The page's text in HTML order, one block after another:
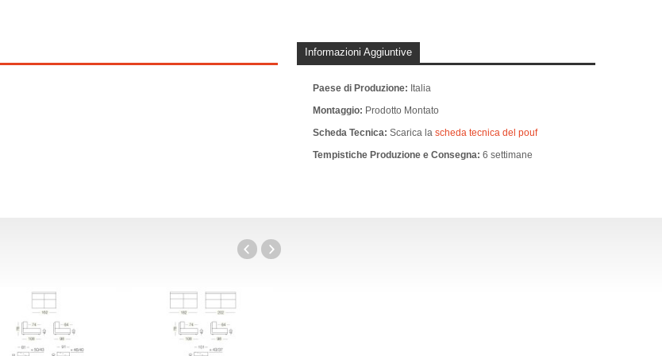
Informazioni Aggiuntive
Paese di Produzione: Italia
Montaggio: Prodotto Montato
Scheda Tecnica: Scarica la scheda tecnica del pouf
Tempistiche Produzione e Consegna: 6 settimane